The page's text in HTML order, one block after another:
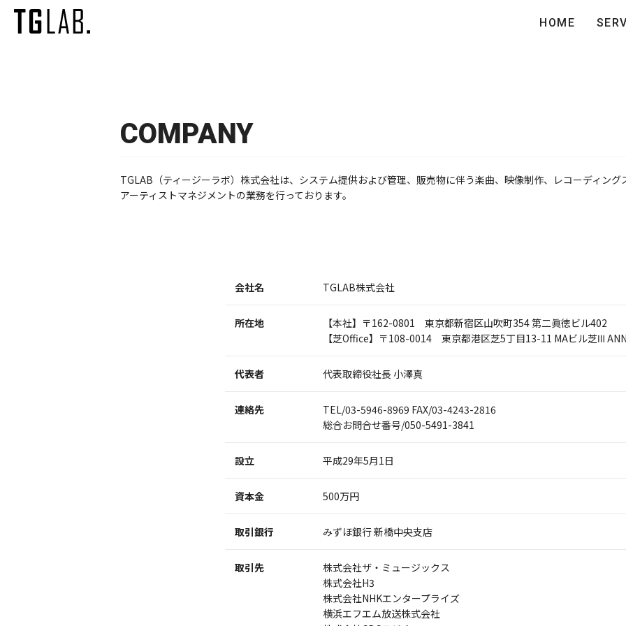
HOME
COMPANY
TGLAB（ティージーラボ）株式会社は、システム提供および管理、販売物に伴う楽曲、映像制作、レコーディング
アーティストマネジメントの業務を行っております。
会社名 TGLAB株式会社
所在地
【本社】〒162-0801 東京都新宿区山吹町354 第二眞徳ビル402
【芝Office】〒108-0014 東京都港区芝5丁目13-11 MAビル芝Ⅲ
代表者 代表取締役社長 小澤真
連絡先
TEL/03-5946-8969 FAX/03-4243-2816
総合お問合せ番号/050-5491-3841
設立 平成29年5月1日
資本金 500万円
取引銀行 みずほ銀行 新橋中央支店
取引先
株式会社ザ・ミュージックス
株式会社H3
株式会社NHKエンタープライズ
横浜エフエム放送株式会社